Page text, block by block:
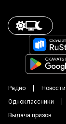
Радио Новости
Одноклассники
Выдача призов